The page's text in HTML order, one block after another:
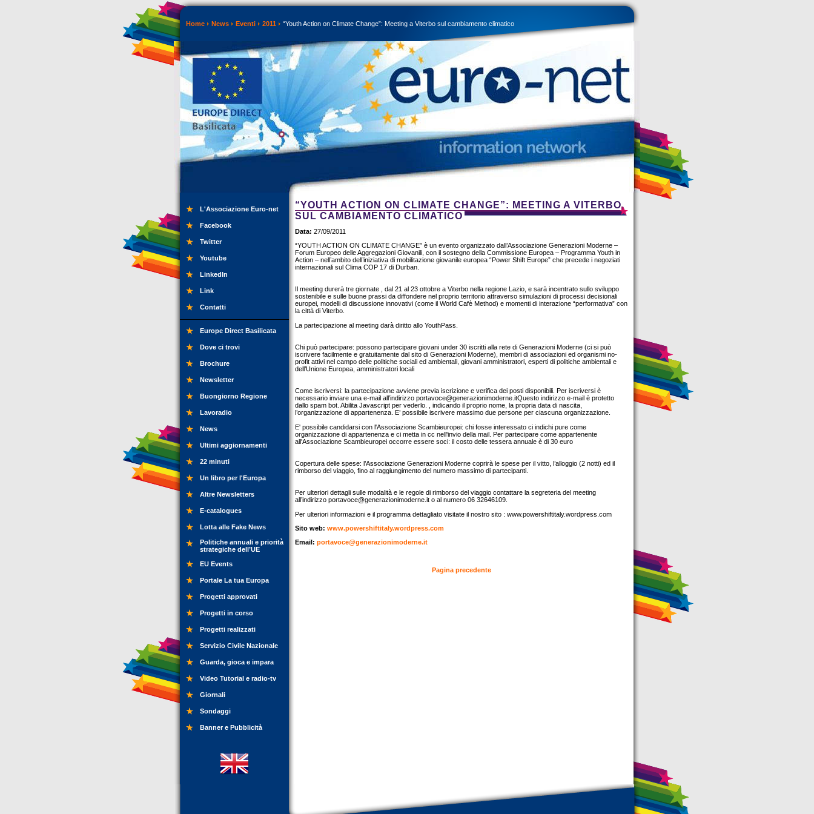
Home News Eventi 2011 “Youth Action on Climate Change”: Meeting a Viterbo sul cambiamento climatico
L'Associazione Euro-net
Facebook
Twitter
Youtube
LinkedIn
Link
Contatti
Europe Direct Basilicata
Dove ci trovi
Brochure
Newsletter
Buongiorno Regione
Lavoradio
News
Ultimi aggiornamenti
22 minuti
Un libro per l'Europa
Altre Newsletters
E-catalogues
Lotta alle Fake News
Politiche annuali e priorità
strategiche dell’UE
EU Events
Portale La tua Europa
Progetti approvati
Progetti in corso
Progetti realizzati
Servizio Civile Nazionale
Guarda, gioca e impara
Video Tutorial e radio-tv
Giornali
Sondaggi
Banner e Pubblicità
“YOUTH ACTION ON CLIMATE CHANGE”: MEETING A VITERBO
SUL CAMBIAMENTO CLIMATICO
Data: 27/09/2011
“YOUTH ACTION ON CLIMATE CHANGE” è un evento organizzato dall’Associazione Generazioni Moderne –
Forum Europeo delle Aggregazioni Giovanili, con il sostegno della Commissione Europea – Programma Youth in
Action – nell’ambito dell’iniziativa di mobilitazione giovanile europea “Power Shift Europe” che precede i negoziati
internazionali sul Clima COP 17 di Durban.
Il meeting durerà tre giornate , dal 21 al 23 ottobre a Viterbo nella regione Lazio, e sarà incentrato sullo sviluppo
sostenibile e sulle buone prassi da diffondere nel proprio territorio attraverso simulazioni di processi decisionali
europei, modelli di discussione innovativi (come il World Cafè Method) e momenti di interazione “performativa” con
la città di Viterbo.
La partecipazione al meeting darà diritto allo YouthPass.
Chi può partecipare: possono partecipare giovani under 30 iscritti alla rete di Generazioni Moderne (ci si può
iscrivere facilmente e gratuitamente dal sito di Generazioni Moderne), membri di associazioni ed organismi no-
profit attivi nel campo delle politiche sociali ed ambientali, giovani amministratori, esperti di politiche ambientali e
dell’Unione Europea, amministratori locali
Come iscriversi: la partecipazione avviene previa iscrizione e verifica dei posti disponibili. Per iscriversi è
necessario inviare una e-mail all’indirizzo portavoce@generazionimoderne.itQuesto indirizzo e-mail è protetto
dallo spam bot. Abilita Javascript per vederlo. , indicando il proprio nome, la propria data di nascita,
l’organizzazione di appartenenza. E’ possibile iscrivere massimo due persone per ciascuna organizzazione.
E' possibile candidarsi con l'Associazione Scambieuropei: chi fosse interessato ci indichi pure come
organizzazione di appartenenza e ci metta in cc nell'invio della mail. Per partecipare come appartenente
all'Associazione Scambieuropei occorre essere soci: il costo delle tessera annuale è di 30 euro
Copertura delle spese: l’Associazione Generazioni Moderne coprirà le spese per il vitto, l’alloggio (2 notti) ed il
rimborso del viaggio, fino al raggiungimento del numero massimo di partecipanti.
Per ulteriori dettagli sulle modalità e le regole di rimborso del viaggio contattare la segreteria del meeting
all’indirizzo portavoce@generazionimoderne.it o al numero 06 32646109.
Per ulteriori informazioni e il programma dettagliato visitate il nostro sito : www.powershiftitaly.wordpress.com
Sito web: www.powershiftitaly.wordpress.com
Email: portavoce@generazionimoderne.it
Pagina precedente